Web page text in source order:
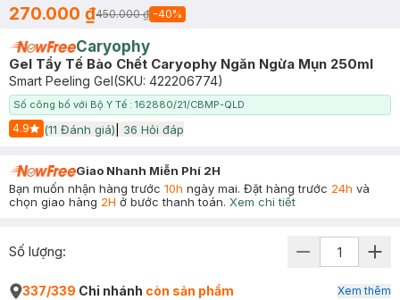
270.000 ₫450.000 ₫ -40%
Caryophy
Gel Tẩy Tế Bào Chết Caryophy Ngăn Ngừa Mụn 250ml
Smart Peeling Gel(SKU: 422206774)
Số công bố với Bộ Y Tế : 162880/21/CBMP-QLD
4.9
Start Icon
(11 Đánh giá) 36 Hỏi đáp
Giao Nhanh Miễn Phí 2H
Bạn muốn nhận hàng trước 10h ngày mai. Đặt hàng trước 24h và
chọn giao hàng 2H ở bước thanh toán. Xem chi tiết
Số lượng:
337/339 Chi nhánh còn sản phẩm Xem thêm